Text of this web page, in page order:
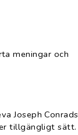
meningar och
Joseph Conrads
tillgängligt sätt.